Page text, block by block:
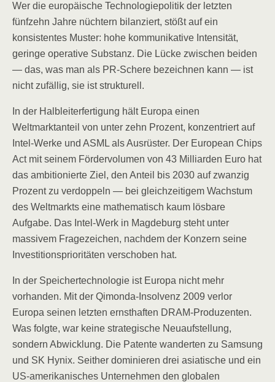
Wer die europäische Technologiepolitik der letzten
fünfzehn Jahre nüchtern bilanziert, stößt auf ein
konsistentes Muster: hohe kommunikative Intensität,
geringe operative Substanz. Die Lücke zwischen beiden
— das, was man als PR-Schere bezeichnen kann — ist
nicht zufällig, sie ist strukturell.
In der Halbleiterfertigung hält Europa einen
Weltmarktanteil von unter zehn Prozent, konzentriert auf
Intel-Werke und ASML als Ausrüster. Der European Chips
Act mit seinem Fördervolumen von 43 Milliarden Euro hat
das ambitionierte Ziel, den Anteil bis 2030 auf zwanzig
Prozent zu verdoppeln — bei gleichzeitigem Wachstum
des Weltmarkts eine mathematisch kaum lösbare
Aufgabe. Das Intel-Werk in Magdeburg steht unter
massivem Fragezeichen, nachdem der Konzern seine
Investitionsprioritäten verschoben hat.
In der Speichertechnologie ist Europa nicht mehr
vorhanden. Mit der Qimonda-Insolvenz 2009 verlor
Europa seinen letzten ernsthaften DRAM-Produzenten.
Was folgte, war keine strategische Neuaufstellung,
sondern Abwicklung. Die Patente wanderten zu Samsung
und SK Hynix. Seither dominieren drei asiatische und ein
US-amerikanisches Unternehmen den globalen